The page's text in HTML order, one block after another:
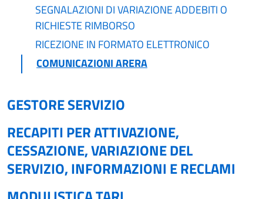
SEGNALAZIONI DI VARIAZIONE ADDEBITI O
RICHIESTE RIMBORSO
RICEZIONE IN FORMATO ELETTRONICO
COMUNICAZIONI ARERA
GESTORE SERVIZIO
RECAPITI PER ATTIVAZIONE,
CESSAZIONE, VARIAZIONE DEL
SERVIZIO, INFORMAZIONI E RECLAMI